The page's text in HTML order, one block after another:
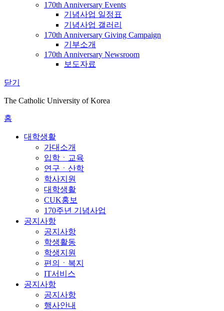
170th Anniversary Events
기념사업 일정표
기념사업 갤러리
170th Anniversary Giving Campaign
기부소개
170th Anniversary Newsroom
보도자료
닫기
The Catholic University of Korea
홈
대학생활
가대소개
입학ㆍ교육
연구ㆍ산학
학사지원
대학생활
CUK홍보
170주년 기념사업
공지사항
공지사항
학생활동
학생지원
편의ㆍ복지
IT서비스
공지사항
공지사항
행사안내